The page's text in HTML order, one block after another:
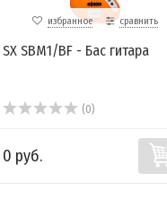
избранное сравнить
SX SBM1/BF - Бас гитара
(0)
0 руб.